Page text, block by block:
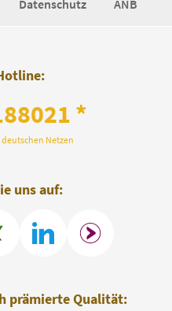
Datenschutz ANB
*
Netzen
uns auf:
prämierte Qualität: